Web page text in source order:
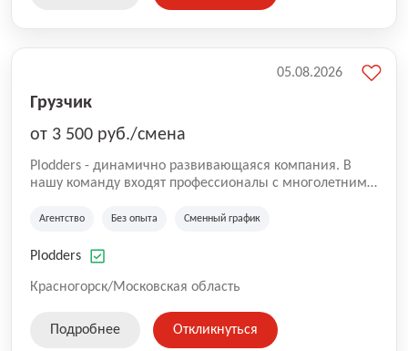
Грузчик
от 3 500 руб./смена
Plodders - динамично развивающаяся компания. В
нашу команду входят профессионалы с многолетним
на рынке аутсорсинга, а накопленный опыт позволяют
оказываемых услуг.
Агентство Без опыта Сменный график
Plodders
Красногорск/Московская область
05.08.2026
Подробнее Откликнуться